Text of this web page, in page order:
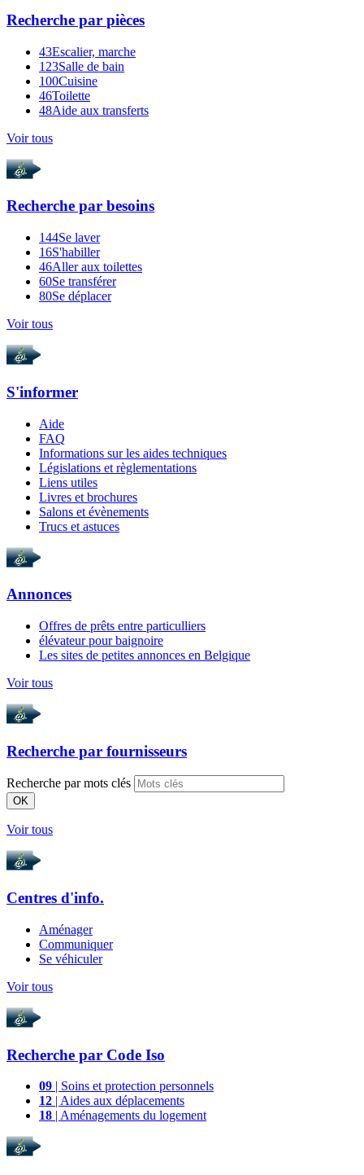
Recherche par pièces
43Escalier, marche
123Salle de bain
100Cuisine
46Toilette
48Aide aux transferts
Voir tous
Recherche par besoins
144Se laver
16S'habiller
46Aller aux toilettes
60Se transférer
80Se déplacer
Voir tous
S'informer
Aide
FAQ
Informations sur les aides techniques
Législations et règlementations
Liens utiles
Livres et brochures
Salons et évènements
Trucs et astuces
Annonces
Offres de prêts entre particulliers
élévateur pour baignoire
Les sites de petites annonces en Belgique
Voir tous
Recherche par fournisseurs
Recherche par mots clés
OK
Voir tous
Centres d'info.
Aménager
Communiquer
Se véhiculer
Voir tous
Recherche par Code Iso
09 | Soins et protection personnels
12 | Aides aux déplacements
18 | Aménagements du logement